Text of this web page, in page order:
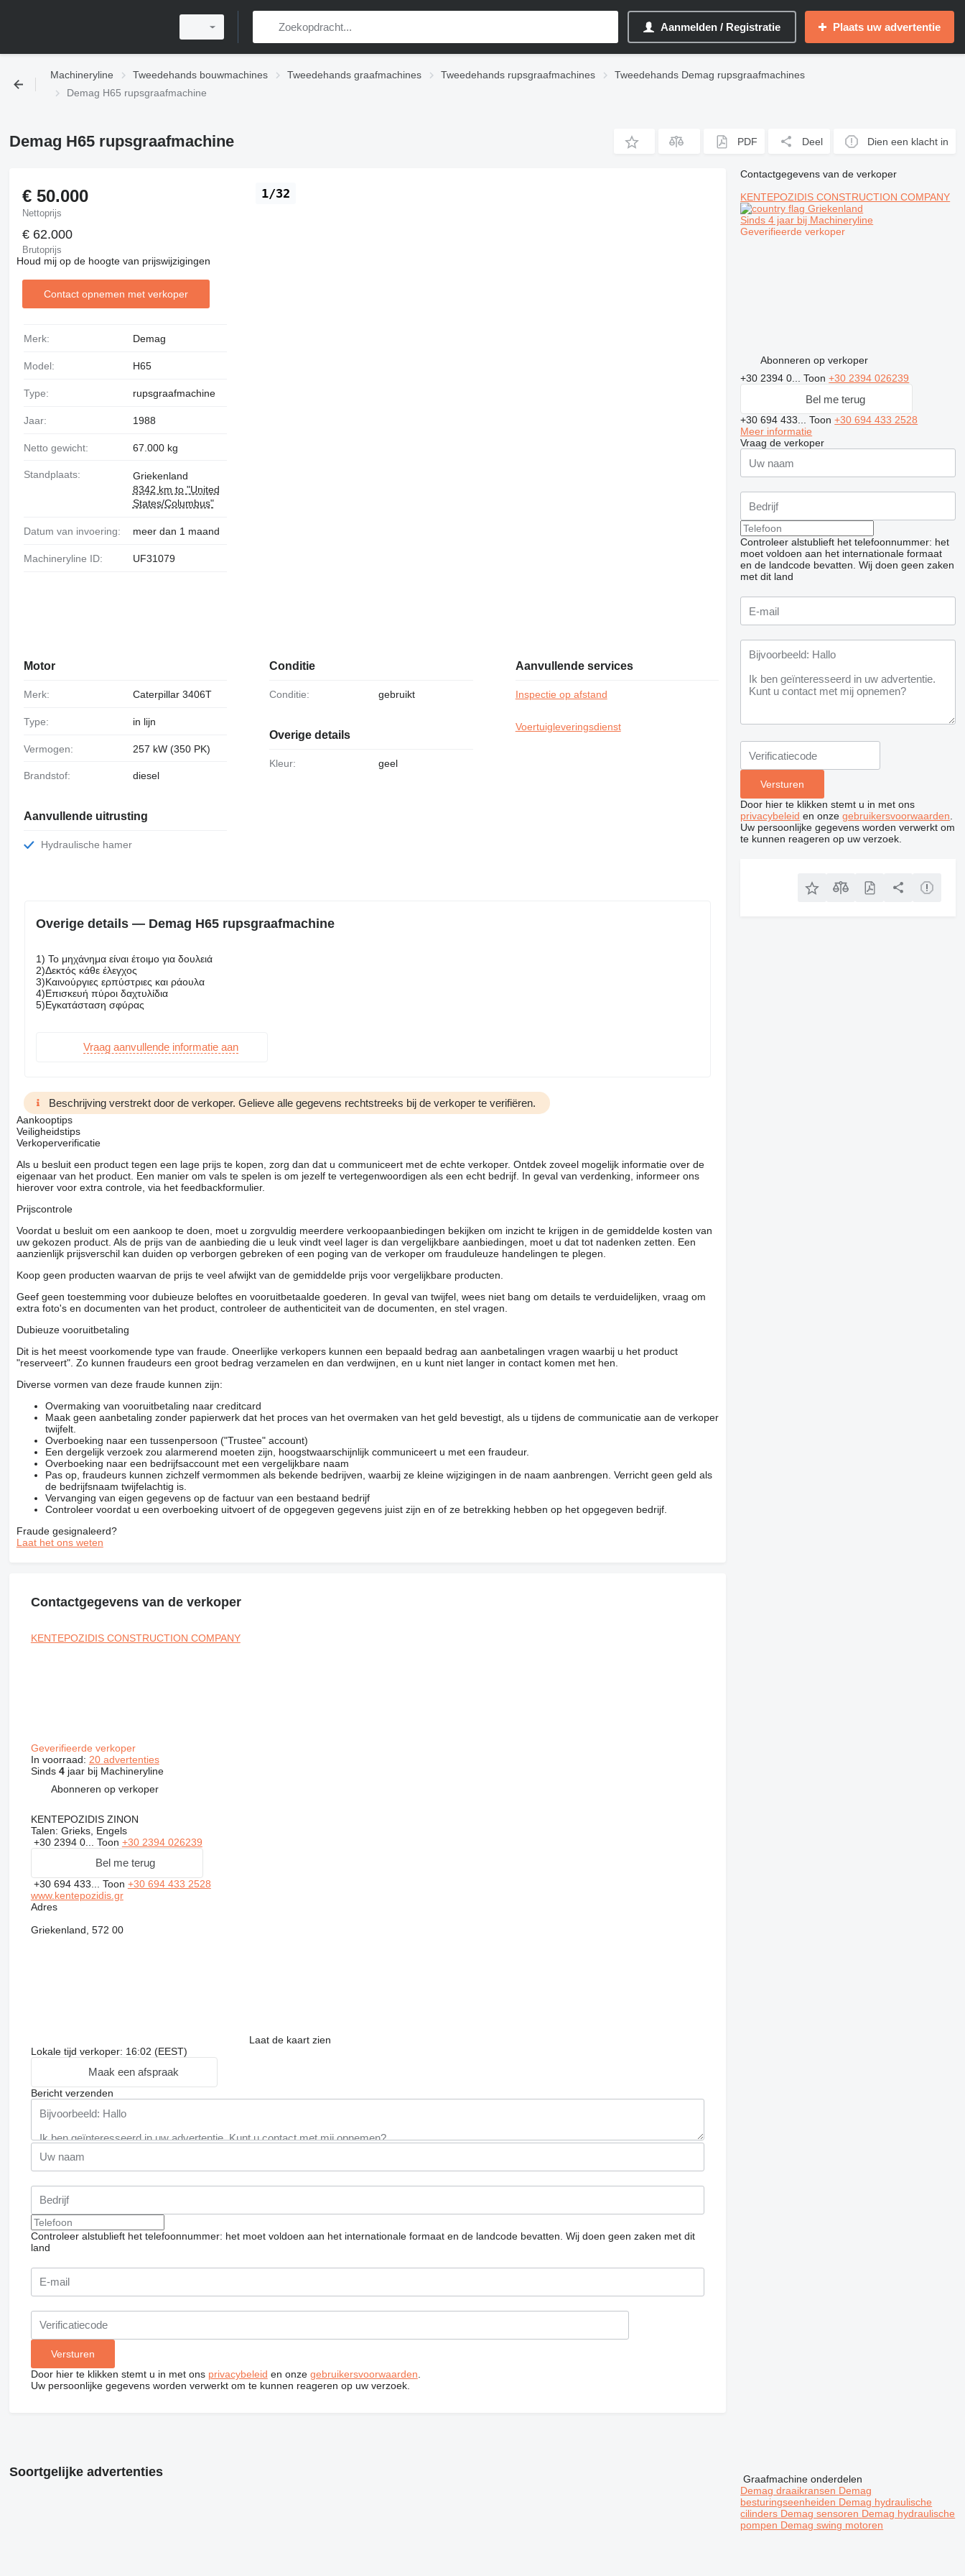
Aanmelden / Registratie Plaats uw advertentie
Machineryline Tweedehands bouwmachines Tweedehands graafmachines Tweedehands rupsgraafmachines
Tweedehands Demag rupsgraafmachines
Demag H65 rupsgraafmachine
Demag H65 rupsgraafmachine PDF Deel Dien een klacht in
1/32
€ 50.000
Nettoprijs
€ 62.000
Brutoprijs
Houd mij op de hoogte van prijswijzigingen
Contact opnemen met verkoper
Merk: Demag
Model: H65
Type: rupsgraafmachine
Jaar: 1988
Netto gewicht: 67.000 kg
Standplaats:
Griekenland
8342 km to "United
States/Columbus"
Datum van invoering: meer dan 1 maand
Machineryline ID: UF31079
Motor
Merk: Caterpillar 3406T
Type: in lijn
Vermogen: 257 kW (350 PK)
Brandstof: diesel
Aanvullende uitrusting
Hydraulische hamer
Conditie
Conditie: gebruikt
Overige details
Kleur: geel
Aanvullende services
Inspectie op afstand
Voertuigleveringsdienst
Overige details — Demag H65 rupsgraafmachine
1) Το μηχάνημα είναι έτοιμο για δουλειά
2)Δεκτός κάθε έλεγχος
3)Καινούργιες ερπύστριες και ράουλα
4)Επισκευή πύροι δαχτυλίδια
5)Εγκατάσταση σφύρας
Vraag aanvullende informatie aan
Beschrijving verstrekt door de verkoper. Gelieve alle gegevens rechtstreeks bij de verkoper te verifiëren.
Aankooptips
Veiligheidstips
Verkoperverificatie
Als u besluit een product tegen een lage prijs te kopen, zorg dan dat u communiceert met de echte verkoper. Ontdek zoveel mogelijk informatie over de
eigenaar van het product. Een manier om vals te spelen is om jezelf te vertegenwoordigen als een echt bedrijf. In geval van verdenking, informeer ons
hierover voor extra controle, via het feedbackformulier.
Prijscontrole
Voordat u besluit om een ​​aankoop te doen, moet u zorgvuldig meerdere verkoopaanbiedingen bekijken om inzicht te krijgen in de gemiddelde kosten van
uw gekozen product. Als de prijs van de aanbieding die u leuk vindt veel lager is dan vergelijkbare aanbiedingen, moet u dat tot nadenken zetten. Een
aanzienlijk prijsverschil kan duiden op verborgen gebreken of een poging van de verkoper om frauduleuze handelingen te plegen.
Koop geen producten waarvan de prijs te veel afwijkt van de gemiddelde prijs voor vergelijkbare producten.
Geef geen toestemming voor dubieuze beloftes en vooruitbetaalde goederen. In geval van twijfel, wees niet bang om details te verduidelijken, vraag om
extra foto's en documenten van het product, controleer de authenticiteit van de documenten, en stel vragen.
Dubieuze vooruitbetaling
Dit is het meest voorkomende type van fraude. Oneerlijke verkopers kunnen een bepaald bedrag aan aanbetalingen vragen waarbij u het product
"reserveert". Zo kunnen fraudeurs een groot bedrag verzamelen en dan verdwijnen, en u kunt niet langer in contact komen met hen.
Diverse vormen van deze fraude kunnen zijn:
Overmaking van vooruitbetaling naar creditcard
Maak geen aanbetaling zonder papierwerk dat het proces van het overmaken van het geld bevestigt, als u tijdens de communicatie aan de verkoper
twijfelt.
Overboeking naar een tussenpersoon ("Trustee" account)
Een dergelijk verzoek zou alarmerend moeten zijn, hoogstwaarschijnlijk communiceert u met een fraudeur.
Overboeking naar een bedrijfsaccount met een vergelijkbare naam
Pas op, fraudeurs kunnen zichzelf vermommen als bekende bedrijven, waarbij ze kleine wijzigingen in de naam aanbrengen. Verricht geen geld als
de bedrijfsnaam twijfelachtig is.
Vervanging van eigen gegevens op de factuur van een bestaand bedrijf
Controleer voordat u een overboeking uitvoert of de opgegeven gegevens juist zijn en of ze betrekking hebben op het opgegeven bedrijf.
Fraude gesignaleerd?
Laat het ons weten
Contactgegevens van de verkoper
KENTEPOZIDIS CONSTRUCTION COMPANY
Geverifieerde verkoper
In voorraad: 20 advertenties
Sinds 4jaar bij Machineryline
Abonneren op verkoper
KENTEPOZIDIS ZINON
Talen: Grieks, Engels
+30 2394 0... Toon +30 2394 026239
Bel me terug
+30 694 433... Toon +30 694 433 2528
www.kentepozidis.gr
Adres
Griekenland, 572 00
Laat de kaart zien
Lokale tijd verkoper: 16:02 (EEST)
Maak een afspraak
Bericht verzenden
Controleer alstublieft het telefoonnummer: het moet voldoen aan het internationale formaat en de landcode bevatten. Wij doen geen zaken met dit
land
Door hier te klikken stemt u in met ons privacybeleid en onze gebruikersvoorwaarden
Uw persoonlijke gegevens worden verwerkt om te kunnen reageren op uw verzoek.
Contactgegevens van de verkoper
KENTEPOZIDIS CONSTRUCTION COMPANY
Griekenland
Sinds 4 jaar bij Machineryline
Geverifieerde verkoper
Abonneren op verkoper
+30 2394 0...Toon+30 2394 026239
Bel me terug
+30 694 433...Toon+30 694 433 2528
Meer informatie
Vraag de verkoper
Controleer alstublieft het telefoonnummer: het
moet voldoen aan het internationale formaat
en de landcode bevatten. Wij doen geen zaken
met dit land
Door hier te klikken stemt u in met ons
privacybeleid en onzegebruikersvoorwaarden
Uw persoonlijke gegevens worden verwerkt om
te kunnen reageren op uw verzoek.
Soortgelijke advertenties
Graafmachine onderdelen
Demag draaikransen Demag
besturingseenheiden Demag hydraulische
cilinders Demag sensoren Demag hydraulische
pompen Demag swing motoren